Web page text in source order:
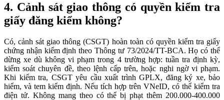
4. Cảnh sát giao thông có quyền kiểm tra
giấy đăng kiểm không?
Có, cảnh sát giao thông (CSGT) hoàn toàn có quyền kiểm tra giấy
chứng nhận kiểm định theo Thông tư 73/2024/TT-BCA. Họ có thể
dừng xe dù không vi phạm trong 4 trường hợp: tuần tra định kỳ,
kiểm soát chuyên đề, theo lệnh cấp trên, hoặc nghi ngờ vi phạm.
Khi kiểm tra, CSGT yêu cầu xuất trình GPLX, đăng ký xe, bảo
hiểm, và tem kiểm định. Nếu tích hợp trên VNeID, có thể kiểm tra
điện tử. Không mang theo có thể bị phạt thêm 200.000-400.000